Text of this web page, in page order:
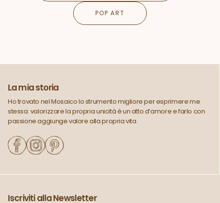
POP ART
La mia storia
Ho trovato nel Mosaico lo strumento migliore per esprimere me
stessa: valorizzare la propria unicità è un atto d’amore e farlo con
passione aggiunge valore alla propria vita.
Iscriviti alla Newsletter